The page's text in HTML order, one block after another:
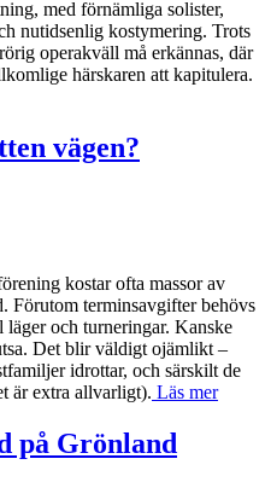
med förnämliga solister,
nutidsenlig kostymering. Trots
operakväll må erkännas, där
härskaren att kapitulera.
vägen?
kostar ofta massor av
Förutom terminsavgifter behövs
och turneringar. Kanske
Det blir väldigt ojämlikt –
idrottar, och särskilt de
är extra allvarligt). Läs mer
på Grönland